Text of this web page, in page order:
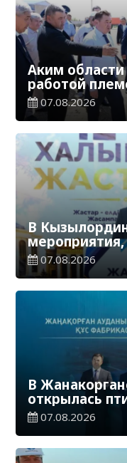
Аким
работой
07.08.2026
В
07.08.2026
В
открылась
07.08.2026